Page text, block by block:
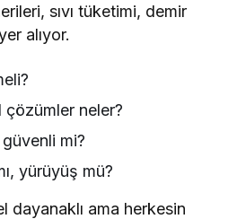
sıvı tüketimi, demir
alıyor.
çözümler neler?
mi?
yürüyüş mü?
dayanaklı ama herkesin